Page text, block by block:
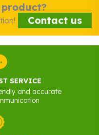
Contact us
SERVICE
and accurate